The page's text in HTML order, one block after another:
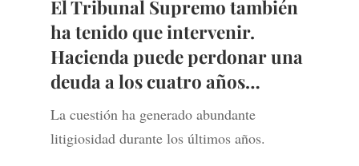
El Tribunal Supremo también
ha tenido que intervenir.
Hacienda puede perdonar una
deuda a los cuatro años…
La cuestión ha generado abundante
litigiosidad durante los últimos años.